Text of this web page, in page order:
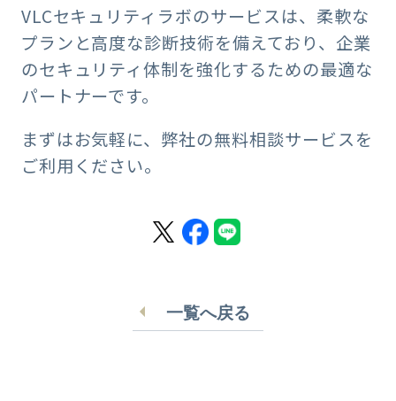
VLCセキュリティラボのサービスは、柔軟な
プランと高度な診断技術を備えており、企業
のセキュリティ体制を強化するための最適な
パートナーです。
まずはお気軽に、弊社の無料相談サービスを
ご利用ください。
一覧へ戻る